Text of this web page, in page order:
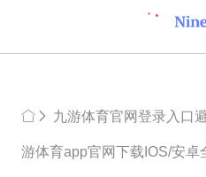
九游体育官网登录入口
游体育app官网下载IOS/安卓